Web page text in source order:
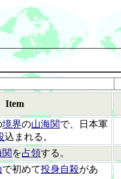
Item
境界の山海関で、日本軍
込まれる。
関 を占領する。
で初めて投身自殺があ